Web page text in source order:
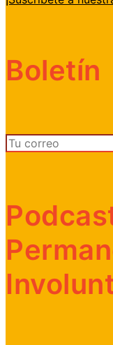
Boletín